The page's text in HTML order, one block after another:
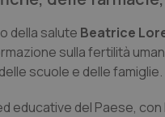
della salute Beatrice
sulla fertilità
scuole e delle famiglie.
educative del Paese,